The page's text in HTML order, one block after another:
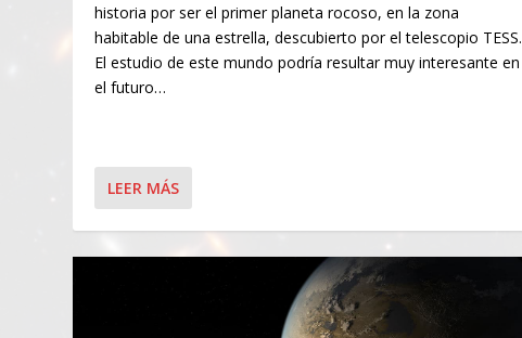
historia por ser el primer planeta rocoso, en la zona
habitable de una estrella, descubierto por el telescopio TESS.
El estudio de este mundo podría resultar muy interesante en
el futuro…
LEER MÁS